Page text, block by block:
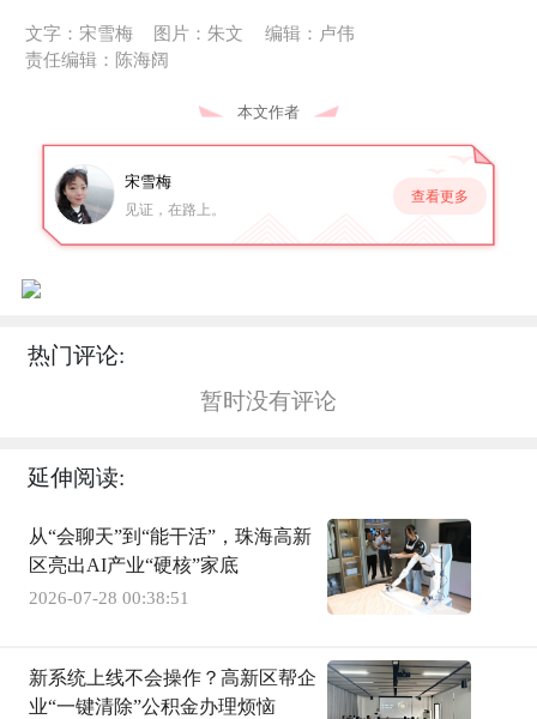
文字：宋雪梅 图片：朱文
编辑：卢伟
责任编辑：陈海阔
本文作者
宋雪梅
见证，在路上。
查看更多
热门评论:
暂时没有评论
延伸阅读:
从“会聊天”到“能干活”，珠海高新
区亮出AI产业“硬核”家底
2026-07-28 00:38:51
新系统上线不会操作？高新区帮企
业“一键清除”公积金办理烦恼